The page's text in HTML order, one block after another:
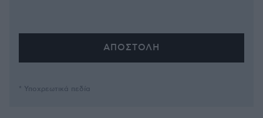
* Υποχρεωτικά πεδία